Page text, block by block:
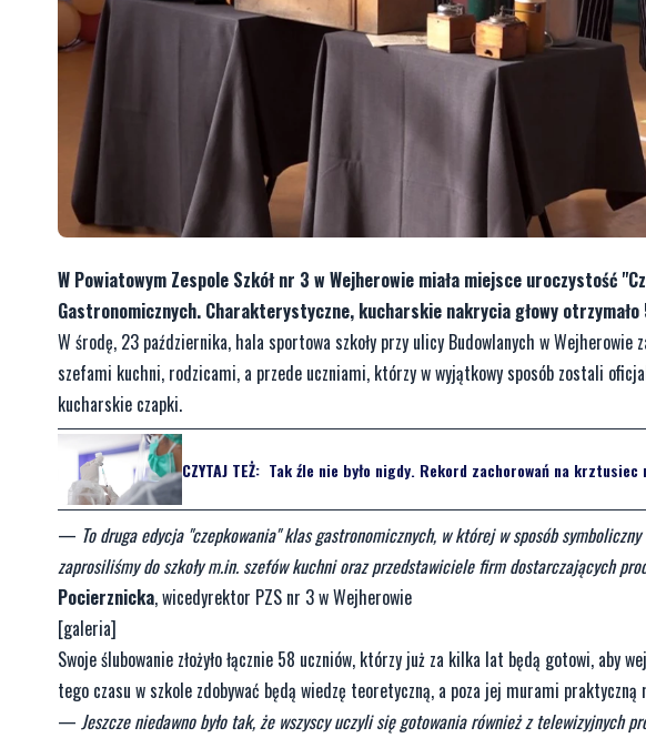
W Powiatowym Zespole Szkół nr 3 w Wejherowie miała miejsce uroczystość
Gastronomicznych. Charakterystyczne, kucharskie nakrycia głowy
W środę, 23 października, hala sportowa szkoły przy ulicy Budowlanych w
szefami kuchni, rodzicami, a przede uczniami, którzy w wyjątkowy sposób zostali
kucharskie czapki.
CZYTAJ TEŻ: Tak źle nie było nigdy. Rekord zachorowań na krztusiec
— To druga edycja "czepkowania" klas gastronomicznych, w której w sposób
zaprosiliśmy do szkoły m.in. szefów kuchni oraz przedstawiciele firm dostarczających
Pocierznicka, wicedyrektor PZS nr 3 w Wejherowie
[galeria]
Swoje ślubowanie złożyło łącznie 58 uczniów, którzy już za kilka lat będą gotowi,
tego czasu w szkole zdobywać będą wiedzę teoretyczną, a poza jej murami
— Jeszcze niedawno było tak, że wszyscy uczyli się gotowania również z telewizyjnych